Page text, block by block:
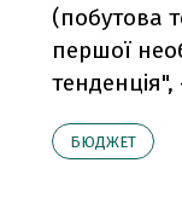
(побутова
першої
БЮДЖЕТ